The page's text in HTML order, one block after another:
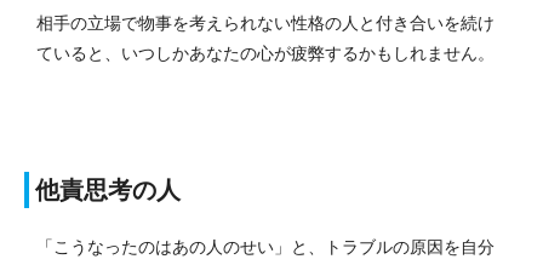
相手の立場で物事を考えられない性格の人と付き合いを続け
ていると、いつしかあなたの心が疲弊するかもしれません。
他責思考の人
「こうなったのはあの人のせい」と、トラブルの原因を自分